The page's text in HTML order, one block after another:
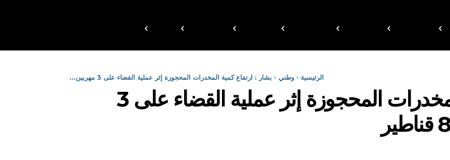
الرئيسية وطني بشار : ارتفاع كمية المخدرات المحجوزة إثر عملية القضاء على 3 مهربين...
بشار : ارتفاع كمية المخدرات المحجوزة إثر عملية القضاء على 3